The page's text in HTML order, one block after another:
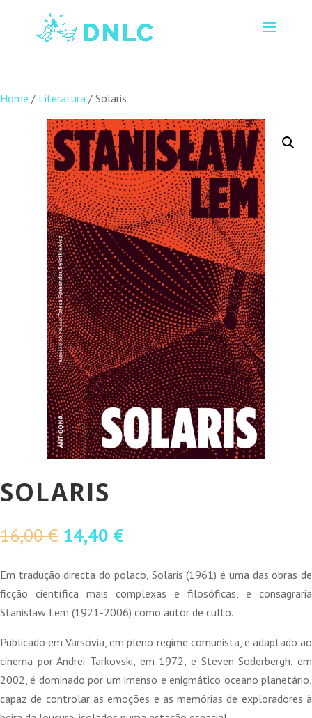
Home / Literatura / Solaris
SOLARIS
16,00€ O
original
era:
16,00 €.
14,40 €O
atual
é:
14,40 €.
Em tradução directa do polaco, Solaris (1961) é uma das obras de
ficção científica mais complexas e filosóficas, e consagraria
Stanislaw Lem (1921-2006) como autor de culto.
Publicado em Varsóvia, em pleno regime comunista, e adaptado ao
cinema por Andrei Tarkovski, em 1972, e Steven Soderbergh, em
2002, é dominado por um imenso e enigmático oceano planetário,
capaz de controlar as emoções e as memórias de exploradores à